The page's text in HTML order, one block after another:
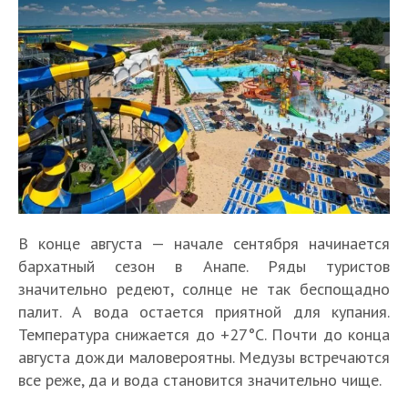
В конце августа — начале сентября начинается
бархатный сезон в Анапе. Ряды туристов
значительно редеют, солнце не так беспощадно
палит. А вода остается приятной для купания.
Температура снижается до +27°C. Почти до конца
августа дожди маловероятны. Медузы встречаются
все реже, да и вода становится значительно чище.